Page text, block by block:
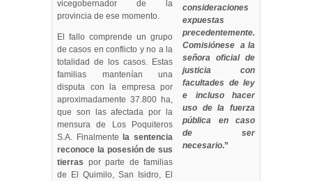
vicegobernador de la
provincia de ese momento.
El fallo comprende un grupo
de casos en conflicto y no a la
totalidad de los casos. Estas
familias mantenían una
disputa con la empresa por
aproximadamente 37.800 ha,
que son las afectada por la
mensura de Los Poquiteros
S.A. Finalmentela sentencia
reconoce la posesión de sus
tierras por parte de familias
de El Quimilo, San Isidro, El
consideraciones
expuestas
precedentemente.
Comisiónese a la
señora oficial de
justicia con
facultades de ley
e incluso hacer
uso de la fuerza
pública en caso
de ser
necesario.”